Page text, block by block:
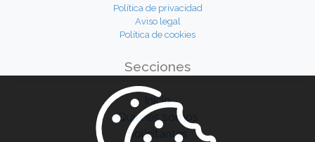
Política de privacidad
Aviso legal
Política de cookies
Secciones
Inicio
Quiénes somos
Solicitantes